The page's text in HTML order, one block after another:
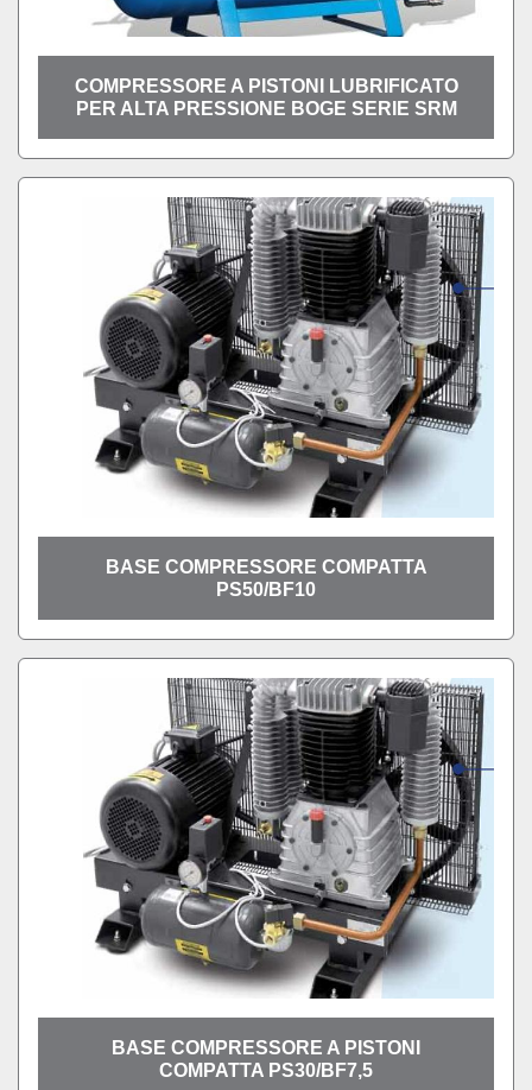
COMPRESSORE A PISTONI LUBRIFICATO
PER ALTA PRESSIONE BOGE SERIE SRM
BASE COMPRESSORE COMPATTA
PS50/BF10
BASE COMPRESSORE A PISTONI
COMPATTA PS30/BF7,5